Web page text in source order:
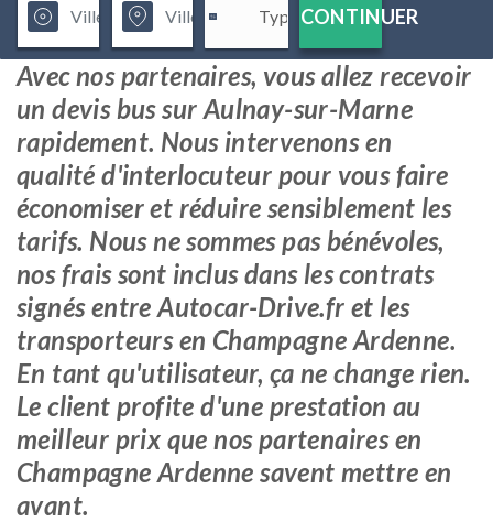
CONTINUER
Avec nos partenaires, vous allez recevoir
un devis bus sur Aulnay-sur-Marne
rapidement. Nous intervenons en
qualité d'interlocuteur pour vous faire
économiser et réduire sensiblement les
tarifs. Nous ne sommes pas bénévoles,
nos frais sont inclus dans les contrats
signés entre Autocar-Drive.fr et les
transporteurs en Champagne Ardenne.
En tant qu'utilisateur, ça ne change rien.
Le client profite d'une prestation au
meilleur prix que nos partenaires en
Champagne Ardenne savent mettre en
avant.